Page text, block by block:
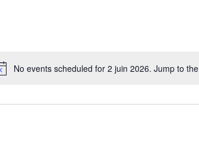
No events scheduled for 2 juin 2026. Jump to the